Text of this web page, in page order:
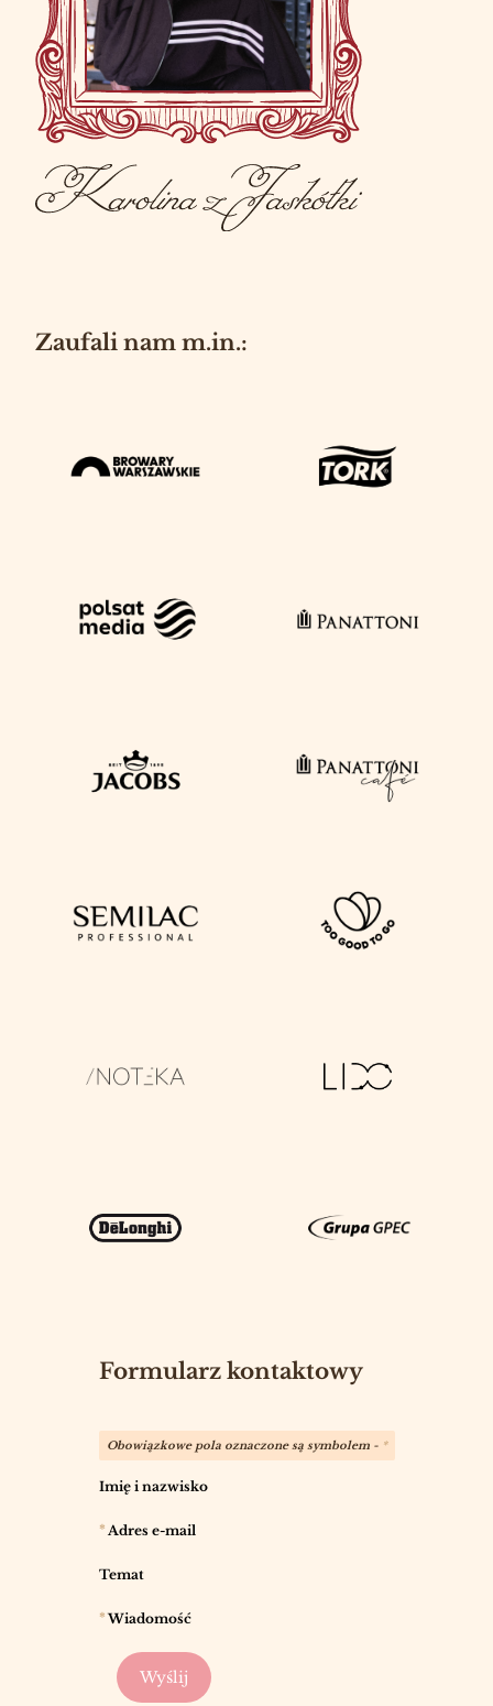
Zaufali nam m.in.:
Formularz kontaktowy
Obowiązkowe pola oznaczone są symbolem - *
Imię i nazwisko
* Adres e-mail
Temat
* Wiadomość
Wyślij